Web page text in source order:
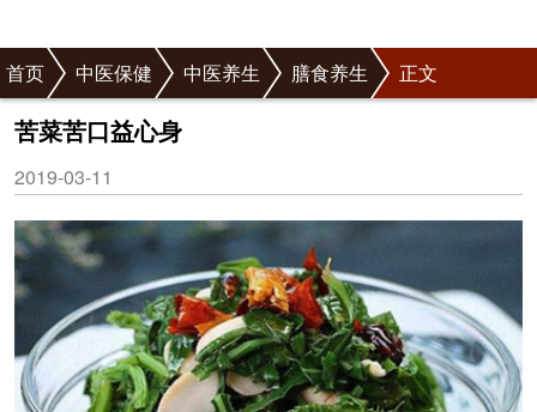
首页 中医保健 中医养生 膳食养生 正文
苦菜苦口益心身
2019-03-11